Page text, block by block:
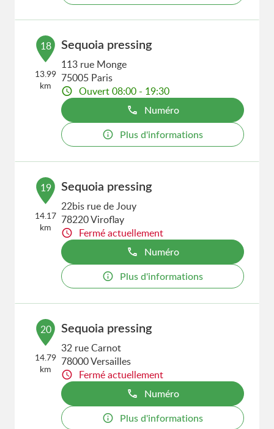
18
13.99
km
Sequoia pressing
113 rue Monge
75005 Paris
Ouvert 08:00 - 19:30
Numéro
Plus d'informations
19
14.17
km
Sequoia pressing
22bis rue de Jouy
78220 Viroflay
Fermé actuellement
Numéro
Plus d'informations
20
14.79
km
Sequoia pressing
32 rue Carnot
78000 Versailles
Fermé actuellement
Numéro
Plus d'informations